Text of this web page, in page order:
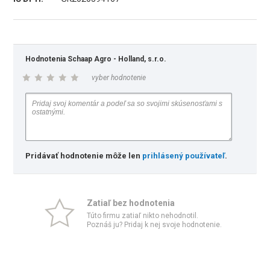
Hodnotenia Schaap Agro - Holland, s.r.o.
vyber hodnotenie
Pridávať hodnotenie môže len prihlásený používateľ.
Zatiaľ bez hodnotenia
Túto firmu zatiaľ nikto nehodnotil.
Poznáš ju? Pridaj k nej svoje hodnotenie.